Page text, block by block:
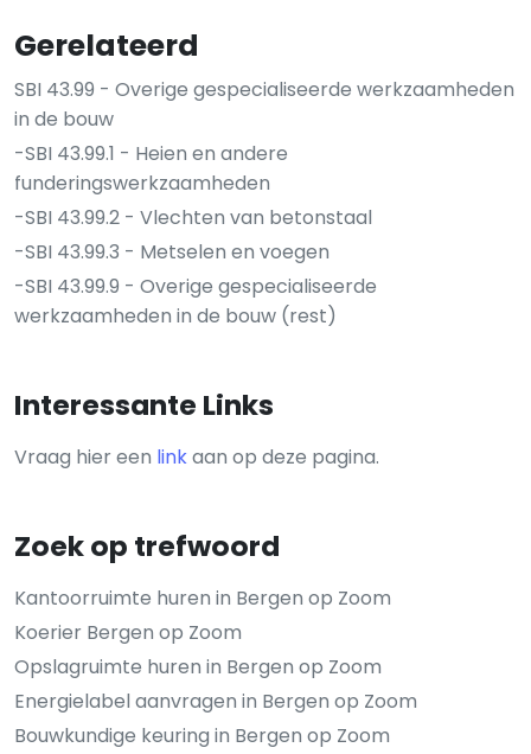
Gerelateerd
SBI 43.99 - Overige gespecialiseerde werkzaamheden
in de bouw
-SBI 43.99.1 - Heien en andere
funderingswerkzaamheden
-SBI 43.99.2 - Vlechten van betonstaal
-SBI 43.99.3 - Metselen en voegen
-SBI 43.99.9 - Overige gespecialiseerde
werkzaamheden in de bouw (rest)
Interessante Links
Vraag hier een linkaan op deze pagina.
Zoek op trefwoord
Kantoorruimte huren in Bergen op Zoom
Koerier Bergen op Zoom
Opslagruimte huren in Bergen op Zoom
Energielabel aanvragen in Bergen op Zoom
Bouwkundige keuring in Bergen op Zoom